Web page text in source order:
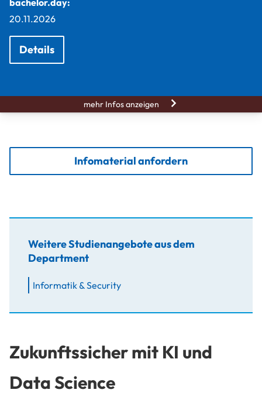
20.11.2026
Details
mehr Infos anzeigen
Infomaterial anfordern
Weitere Studienangebote aus dem
Department
Informatik & Security
Zukunftssicher mit KI und
Data Science